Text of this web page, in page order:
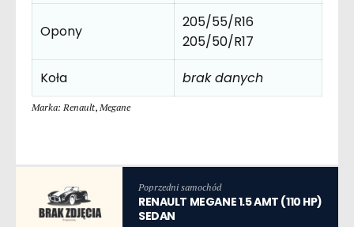
Opony
205/55/R16
205/50/R17
Koła
brak danych
Marka: Renault, Megane
Poprzedni samochód
RENAULT MEGANE 1.5 AMT (110 HP)
SEDAN